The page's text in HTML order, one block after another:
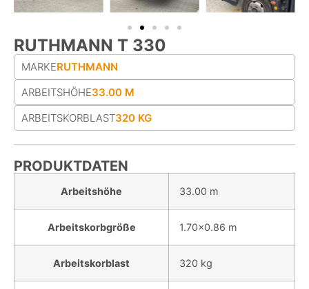
RUTHMANN T 330
MARKERUTHMANN
ARBEITSHÖHE33.00 M
ARBEITS­KORB­LAST320 KG
PRODUKTDATEN
Arbeitshöhe 33.00 m
Arbeitskorbgröße 1.70x0.86 m
Arbeitskorblast 320 kg